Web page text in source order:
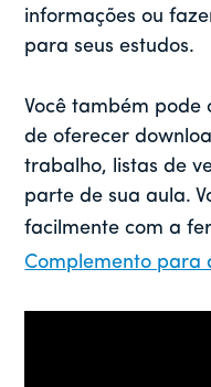
informações ou
para seus estudos.
Você também pode
de oferecer
trabalho, listas de
parte de sua aula.
facilmente com a
Complemento para